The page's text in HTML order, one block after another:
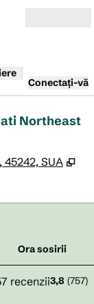
Conectați-vă
Northeast
45242, SUA ,
Ora sosirii
3,8 (757)